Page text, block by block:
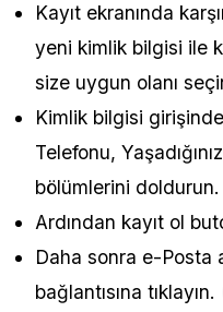
Kayıt ekranında
yeni kimlik bilgisi ile
size uygun olanı
Kimlik bilgisi
Telefonu,
bölümlerini doldurun.
Ardından kayıt ol
Daha sonra e-Posta
bağlantısına